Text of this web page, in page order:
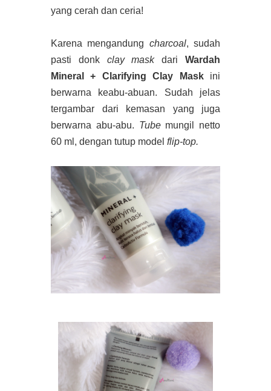
yang cerah dan ceria!
Karena mengandung charcoal, sudah
pasti donk clay maskdariWardah
Mineral + Clarifying Clay Maskini
berwarna keabu-abuan. Sudah jelas
tergambar dari kemasan yang juga
berwarna abu-abu. Tubemungil netto
60 ml, dengan tutup model flip-top.